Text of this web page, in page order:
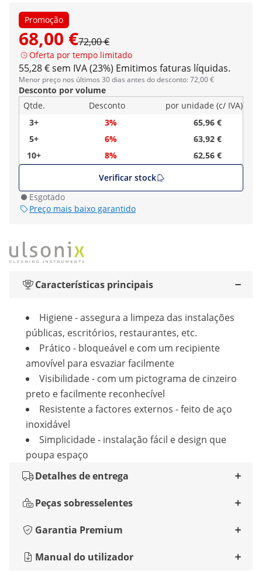
Promoção
68,00 €72,00 €
Oferta por tempo limitado
55,28 € sem IVA (23%) Emitimos faturas líquidas.
Menor preço nos últimos 30 dias antes do desconto: 72,00 €
Desconto por volume
Qtde.
Desconto
por unidade (c/ IVA)
3+
3%
65,96 €
5+
6%
63,92 €
10+
8%
62,56 €
Verificar stock
Esgotado
Preço mais baixo garantido
Características principais
Higiene - assegura a limpeza das instalações
públicas, escritórios, restaurantes, etc.
Prático - bloqueável e com um recipiente
amovível para esvaziar facilmente
Visibilidade - com um pictograma de cinzeiro
preto e facilmente reconhecível
Resistente a factores externos - feito de aço
inoxidável
Simplicidade - instalação fácil e design que
poupa espaço
Detalhes de entrega
Peças sobresselentes
Garantia Premium
Manual do utilizador